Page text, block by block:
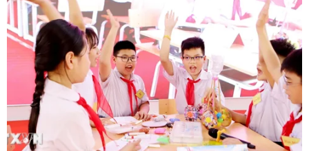
20/10/2020 02:50
Với việc Harry Maguire vắng mặt, tiền vệ Bruno
Fernandes đã được huấn luyện viên Ole Solskjaer trao
băng thủ quân Manchester United ở trận gặp PSG tại
Champions League.